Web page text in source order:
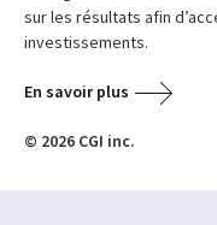
sur les résultats afin
investissements.
En savoir plus
© 2026 CGI inc.